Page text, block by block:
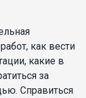
как вести
какие в
за
Справиться